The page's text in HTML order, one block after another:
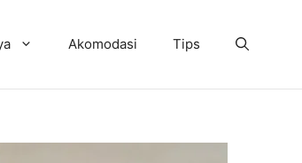
Akomodasi Tips